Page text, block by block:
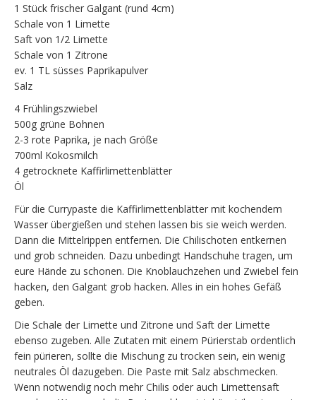
1 Stück frischer Galgant (rund 4cm)
Schale von 1 Limette
Saft von 1/2 Limette
Schale von 1 Zitrone
ev. 1 TL süsses Paprikapulver
Salz
4 Frühlingszwiebel
500g grüne Bohnen
2-3 rote Paprika, je nach Größe
700ml Kokosmilch
4 getrocknete Kaffirlimettenblätter
Öl
Für die Currypaste die Kaffirlimettenblätter mit kochendem
Wasser übergießen und stehen lassen bis sie weich werden.
Dann die Mittelrippen entfernen. Die Chilischoten entkernen
und grob schneiden. Dazu unbedingt Handschuhe tragen, um
eure Hände zu schonen. Die Knoblauchzehen und Zwiebel fein
hacken, den Galgant grob hacken. Alles in ein hohes Gefäß
geben.
Die Schale der Limette und Zitrone und Saft der Limette
ebenso zugeben. Alle Zutaten mit einem Pürierstab ordentlich
fein pürieren, sollte die Mischung zu trocken sein, ein wenig
neutrales Öl dazugeben. Die Paste mit Salz abschmecken.
Wenn notwendig noch mehr Chilis oder auch Limettensaft